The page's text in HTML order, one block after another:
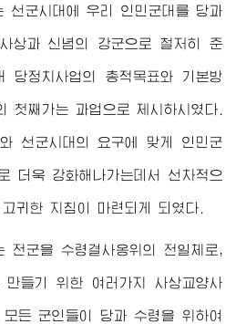
선군시대에 우리 인민군대를 당과
상과 신념의 강군으로 철저히 준
당정치사업의 총적목표와 기본방
첫째가는 과업으로 제시하시였다.
선군시대의 요구에 맞게 인민군
더욱 강화해나가는데서 선차적으
귀한 지침이 마련되게 되였다.
전군을 수령결사옹위의 전일체로,
들기 위한 여러가지 사상교양사
든 군인들이 당과 수령을 위하여